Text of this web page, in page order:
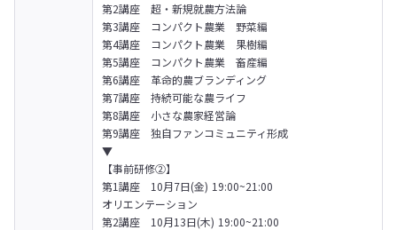
第2講座　超・新規就農方法論
第3講座　コンパクト農業　野菜編
第4講座　コンパクト農業　果樹編
第5講座　コンパクト農業　畜産編
第6講座　革命的農ブランディング
第7講座　持続可能な農ライフ
第8講座　小さな農家経営論
第9講座　独自ファンコミュニティ形成
▼
【事前研修②】
第1講座　10月7日(金) 19:00~21:00
オリエンテーション
第2講座　10月13日(木) 19:00~21:00